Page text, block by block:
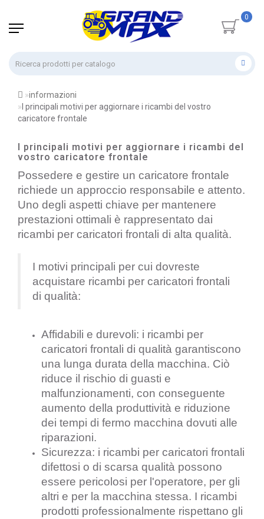
0
informazioni
I principali motivi per aggiornare i ricambi del vostro
caricatore frontale
I principali motivi per aggiornare i ricambi del
vostro caricatore frontale
Possedere e gestire un caricatore frontale
richiede un approccio responsabile e attento.
Uno degli aspetti chiave per mantenere
prestazioni ottimali è rappresentato dai
ricambi per caricatori frontali di alta qualità.
I motivi principali per cui dovreste
acquistare ricambi per caricatori frontali
di qualità:
Affidabili e durevoli: i ricambi per
caricatori frontali di qualità garantiscono
una lunga durata della macchina. Ciò
riduce il rischio di guasti e
malfunzionamenti, con conseguente
aumento della produttività e riduzione
dei tempi di fermo macchina dovuti alle
riparazioni.
Sicurezza: i ricambi per caricatori frontali
difettosi o di scarsa qualità possono
essere pericolosi per l'operatore, per gli
altri e per la macchina stessa. I ricambi
prodotti professionalmente rispettano gli